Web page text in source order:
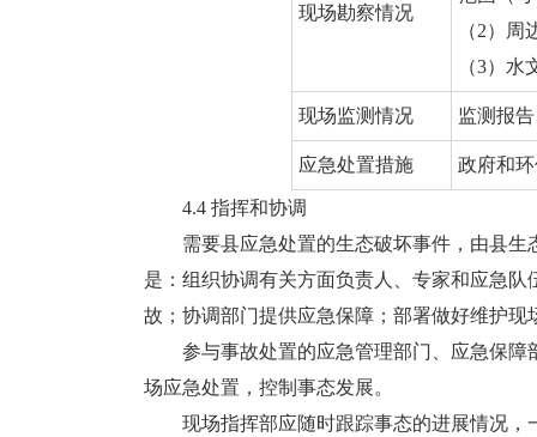
现场勘察情况
（2）
（3）
现场监测情况 监测报
应急处置措施 政府和
4.4 指挥和协调
需要县应急处置的生态破坏事件，由县生
是：组织协调有关方面负责人、专家和应急
故；协调部门提供应急保障；部署做好维护
参与事故处置的应急管理部门、应急保障
场应急处置，控制事态发展。
现场指挥部应随时跟踪事态的进展情况，